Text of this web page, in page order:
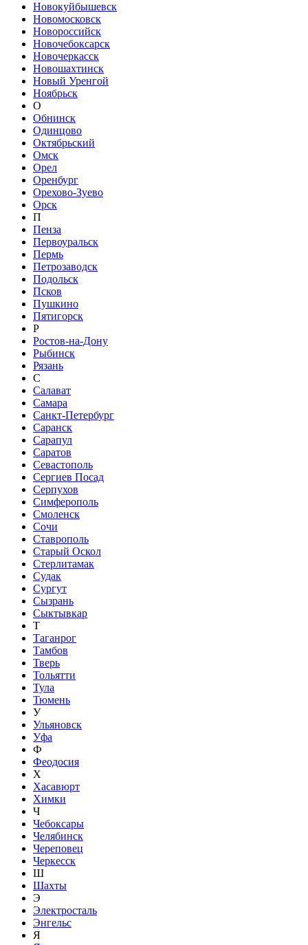
Новокуйбышевск
Новомосковск
Новороссийск
Новочебоксарск
Новочеркасск
Новошахтинск
Новый Уренгой
Ноябрьск
О
Обнинск
Одинцово
Октябрьский
Омск
Орел
Оренбург
Орехово-Зуево
Орск
П
Пенза
Первоуральск
Пермь
Петрозаводск
Подольск
Псков
Пушкино
Пятигорск
Р
Ростов-на-Дону
Рыбинск
Рязань
С
Салават
Самара
Санкт-Петербург
Саранск
Сарапул
Саратов
Севастополь
Сергиев Посад
Серпухов
Симферополь
Смоленск
Сочи
Ставрополь
Старый Оскол
Стерлитамак
Судак
Сургут
Сызрань
Сыктывкар
Т
Таганрог
Тамбов
Тверь
Тольятти
Тула
Тюмень
У
Ульяновск
Уфа
Ф
Феодосия
Х
Хасавюрт
Химки
Ч
Чебоксары
Челябинск
Череповец
Черкесск
Ш
Шахты
Э
Электросталь
Энгельс
Я